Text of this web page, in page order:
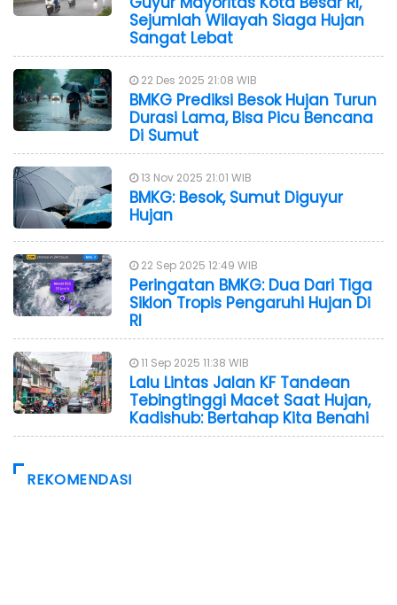
Sejumlah Wilayah Siaga Hujan
Sangat Lebat
22 Des 2025 21:08 WIB
BMKG Prediksi Besok Hujan Turun
Durasi Lama, Bisa Picu Bencana
Di Sumut
13 Nov 2025 21:01 WIB
BMKG: Besok, Sumut Diguyur
Hujan
22 Sep 2025 12:49 WIB
Peringatan BMKG: Dua Dari Tiga
Siklon Tropis Pengaruhi Hujan Di
RI
11 Sep 2025 11:38 WIB
Lalu Lintas Jalan KF Tandean
Tebingtinggi Macet Saat Hujan,
Kadishub: Bertahap Kita Benahi
REKOMENDASI